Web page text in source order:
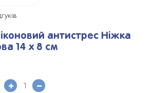
антистрес Ніжка
14 х 8 см